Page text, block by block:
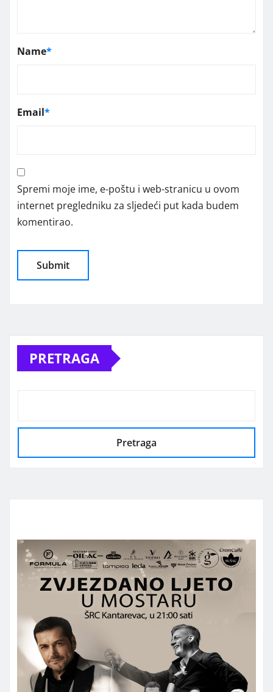
Name*
Email*
Spremi moje ime, e-poštu i web-stranicu u ovom
internet pregledniku za sljedeći put kada budem
komentirao.
PRETRAGA
Pretraga